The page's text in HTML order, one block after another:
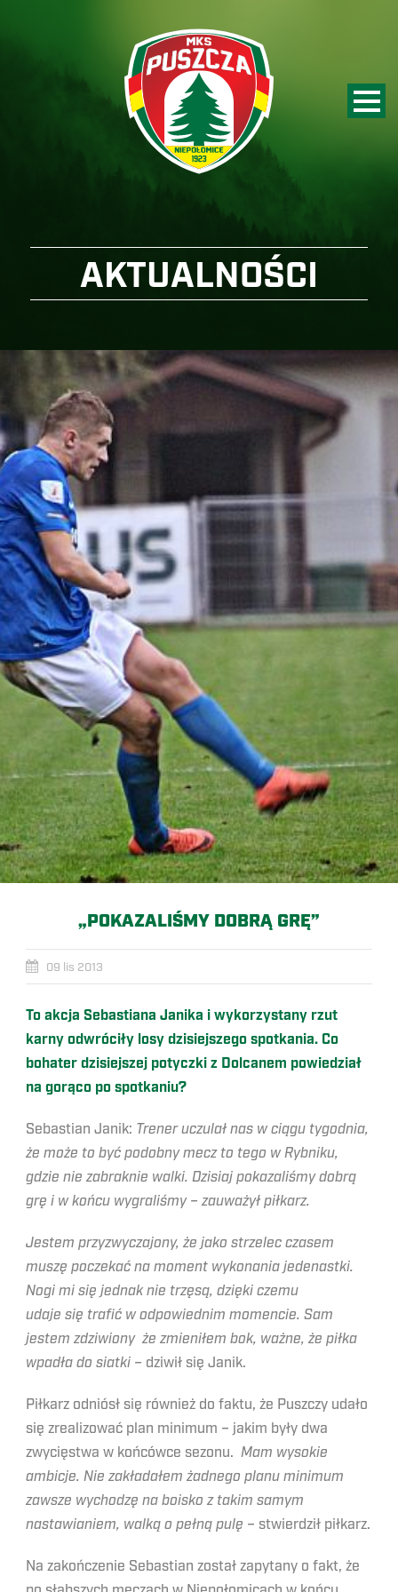
AKTUALNOŚCI
„POKAZALIŚMY DOBRĄ GRĘ”
09 lis 2013
To akcja Sebastiana Janika i wykorzystany rzut
karny odwróciły losy dzisiejszego spotkania. Co
bohater dzisiejszej potyczki z Dolcanem powiedział
na gorąco po spotkaniu?
Sebastian Janik: Trener uczulał nas w ciągu tygodnia,
że może to być podobny mecz to tego w Rybniku,
gdzie nie zabraknie walki. Dzisiaj pokazaliśmy dobrą
grę i w końcu wygraliśmy – zauważył piłkarz.
Jestem przyzwyczajony, że jako strzelec czasem
muszę poczekać na moment wykonania jedenastki.
Nogi mi się jednak nie trzęsą, dzięki czemu
udaje się trafić w odpowiednim momencie. Sam
jestem zdziwiony że zmieniłem bok, ważne, że piłka
wpadła do siatki – dziwił się Janik.
Piłkarz odniósł się również do faktu, że Puszczy udało
się zrealizować plan minimum – jakim były dwa
zwycięstwa w końcówce sezonu. Mam wysokie
ambicje. Nie zakładałem żadnego planu minimum
zawsze wychodzę na boisko z takim samym
nastawianiem, walką o pełną pulę – stwierdził piłkarz.
Na zakończenie Sebastian został zapytany o fakt, że